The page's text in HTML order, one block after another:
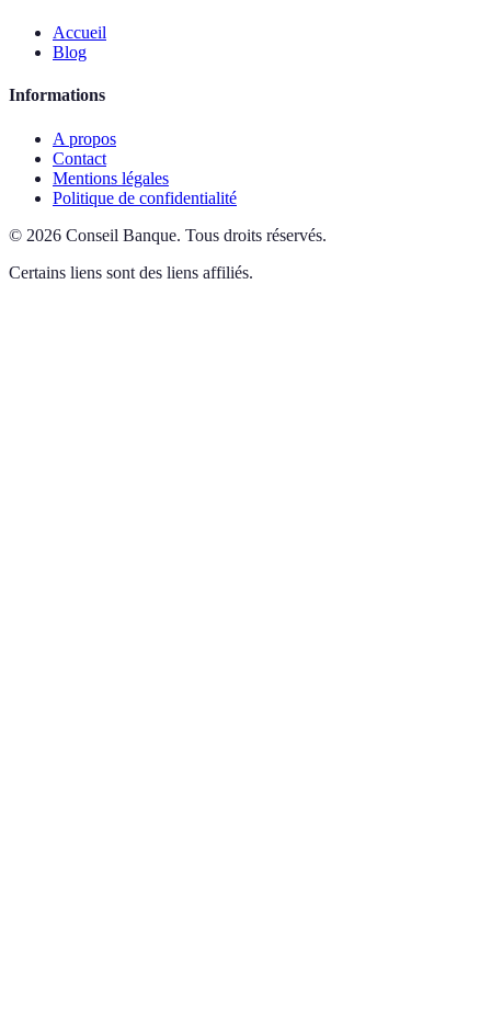
Accueil
Blog
Informations
A propos
Contact
Mentions légales
Politique de confidentialité
© 2026 Conseil Banque. Tous droits réservés.
Certains liens sont des liens affiliés.